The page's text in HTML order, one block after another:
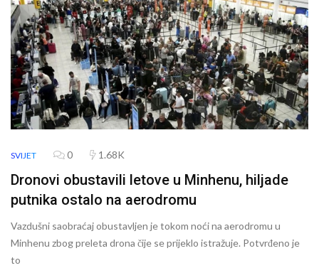
SVIJET 0 1.68K
Dronovi obustavili letove u Minhenu, hiljade
putnika ostalo na aerodromu
Vazdušni saobraćaj obustavljen je tokom noći na aerodromu u
Minhenu zbog preleta drona čije se prijeklo istražuje. Potvrđeno je
to